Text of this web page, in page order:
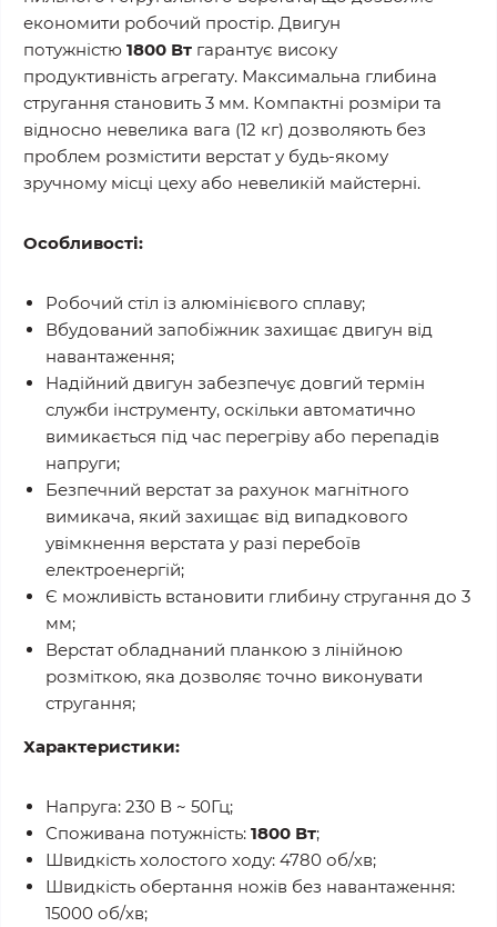
економити робочий простір. Двигун
потужністю 1800 Вт гарантує високу
продуктивність агрегату. Максимальна глибина
стругання становить 3 мм. Компактні розміри та
відносно невелика вага (12 кг) дозволяють без
проблем розмістити верстат у будь-якому
зручному місці цеху або невеликій майстерні.
Особливості:
Робочий стіл із алюмінієвого сплаву;
Вбудований запобіжник захищає двигун від
навантаження;
Надійний двигун забезпечує довгий термін
служби інструменту, оскільки автоматично
вимикається під час перегріву або перепадів
напруги;
Безпечний верстат за рахунок магнітного
вимикача, який захищає від випадкового
увімкнення верстата у разі перебоїв
електроенергій;
Є можливість встановити глибину стругання до 3
мм;
Верстат обладнаний планкою з лінійною
розміткою, яка дозволяє точно виконувати
стругання;
Характеристики:
Напруга: 230 В ~ 50Гц;
Споживана потужність: 1800 Вт;
Швидкість холостого ходу: 4780 об/хв;
Швидкість обертання ножів без навантаження:
15000 об/хв;